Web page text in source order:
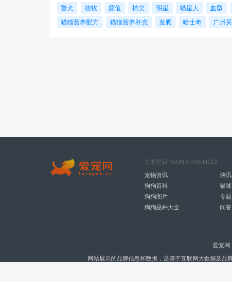
警犬
德牧 颜值 搞笑 明星 喵星人 血型
猫猫营养配方
猫猫营养补充 发腮 哈士奇 广州
主要栏目 MAIN CHANNELS
宠物资讯
快讯
狗狗百科
猫
狗狗图片
专题
狗狗品种大全
问答
爱宠网
网站展示的品牌信息和数据，是基于互联网大数据及品